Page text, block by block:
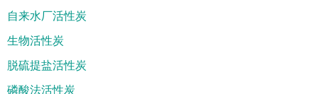
自来水厂活性炭
生物活性炭
脱硫提盐活性炭
磷酸法活性炭